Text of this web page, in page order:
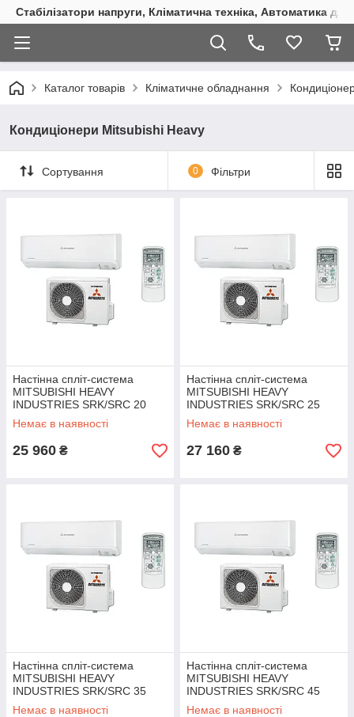
Стабілізатори напруги, Кліматична техніка, Автоматика
Каталог товарів Кліматичне обладнання
Кондиціонери Mitsubishi Heavy
Сортування 0 Фільтри
Настінна спліт-система
MITSUBISHI HEAVY
INDUSTRIES SRK/SRC 20
ZSPR-S
Немає в наявності
25 960 ₴
Настінна спліт-система
MITSUBISHI HEAVY
INDUSTRIES SRK/SRC 25
ZSPR-S
Немає в наявності
27 160 ₴
Настінна спліт-система
MITSUBISHI HEAVY
INDUSTRIES SRK/SRC 35
ZSPR-S
Немає в наявності
Настінна спліт-система
MITSUBISHI HEAVY
INDUSTRIES SRK/SRC 45
ZSPR-S
Немає в наявності